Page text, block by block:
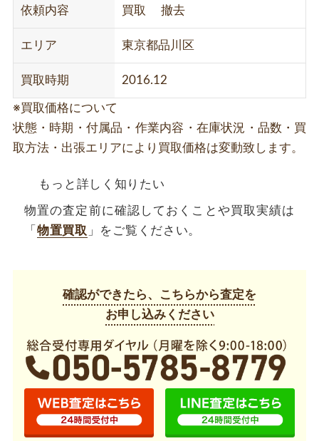
依頼内容 買取 撤去
エリア 東京都品川区
買取時期 2016.12
※買取価格について
状態・時期・付属品・作業内容・在庫状況・品数・買
取方法・出張エリアにより買取価格は変動致します。
もっと詳しく知りたい
物置の査定前に確認しておくことや買取実績は
「 物置買取 」をご覧ください。
確認ができたら、こちらから査定を
お申し込みください